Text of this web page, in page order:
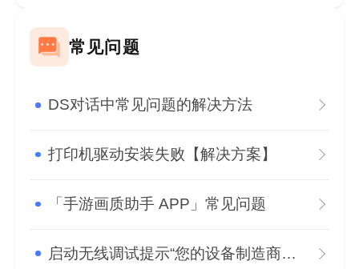
常见问题
DS对话中常见问题的解决方法
打印机驱动安装失败【解决方案】
「手游画质助手 APP」常见问题
启动无线调试提示“您的设备制造商限制了adb的权限”怎么办？